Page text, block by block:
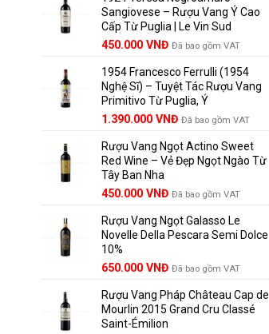
858.000 VNĐ.là:
780.000 VNĐ.
Sangiovese – Rượu Vang Ý Cao
Cấp Từ Puglia | Le Vin Sud
Giá
là:
495.000 VNĐ.
450.000 VNĐGiá
tại
là:
450.000 VNĐ.
Đã bao gồm VAT
1954 Francesco Ferrulli (1954
Nghệ Sĩ) – Tuyệt Tác Rượu Vang
Primitivo Từ Puglia, Ý
Giá
là:
1.529.000 VNĐ.
1.390.000 VNĐGiá
tại
là:
Đã bao gồm VAT
Rượu Vang Ngọt Actino Sweet
Red Wine – Vẻ Đẹp Ngọt Ngào Từ
Tây Ban Nha
450.000 VNĐ Đã bao gồm VAT
Rượu Vang Ngọt Galasso Le
Novelle Della Pescara Semi Dolce
10%
650.000 VNĐ Đã bao gồm VAT
Rượu Vang Pháp Château Cap de
Mourlin 2015 Grand Cru Classé
Saint-Émilion